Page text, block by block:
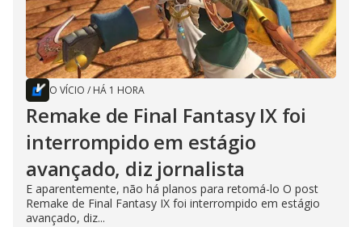
O VÍCIO / HÁ 1 HORA
Remake de Final Fantasy IX foi
interrompido em estágio
avançado, diz jornalista
E aparentemente, não há planos para retomá-lo O post
Remake de Final Fantasy IX foi interrompido em estágio
avançado, diz...